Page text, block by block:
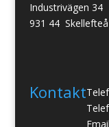
Industrivägen 34
931 44 Skellefteå
Kontakt